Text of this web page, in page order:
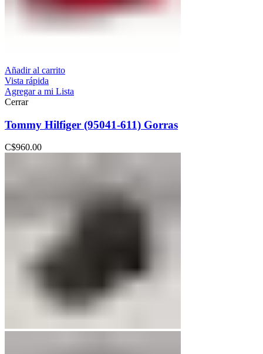
Añadir al carrito
Vista rápida
Agregar a mi Lista
Cerrar
Tommy Hilfiger (95041-611) Gorras
C$960.00